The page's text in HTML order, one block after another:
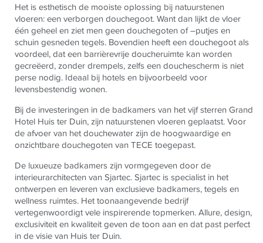
Het is esthetisch de mooiste oplossing bij natuurstenen
vloeren: een verborgen douchegoot. Want dan lijkt de vloer
één geheel en ziet men geen douchegoten of –putjes en
schuin gesneden tegels. Bovendien heeft een douchegoot als
voordeel, dat een barrièrevrije doucheruimte kan worden
gecreëerd, zonder drempels, zelfs een douchescherm is niet
perse nodig. Ideaal bij hotels en bijvoorbeeld voor
levensbestendig wonen.
Bij de investeringen in de badkamers van het vijf sterren Grand
Hotel Huis ter Duin, zijn natuurstenen vloeren geplaatst. Voor
de afvoer van het douchewater zijn de hoogwaardige en
onzichtbare douchegoten vanTECE toegepast.
De luxueuze badkamers zijn vormgegeven door de
interieurarchitecten van Sjartec. Sjartec is specialist in het
ontwerpen en leveren van exclusieve badkamers, tegels en
wellness ruimtes. Het toonaangevende bedrijf
vertegenwoordigt vele inspirerende topmerken. Allure, design,
exclusiviteit en kwaliteit geven de toon aan en dat past perfect
in de visie van Huis ter Duin.